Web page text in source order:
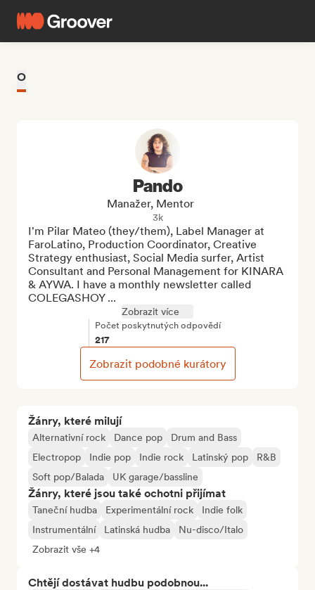
O
Žánry, které milují
Alternativní rock Dance pop
Drum and Bass
Electropop
Indie pop Indie rock Latinský pop
R&B
Soft pop/Balada
UK garage/bassline
Žánry, které jsou také ochotni přijímat
Taneční hudba Experimentální rock
Indie folk
Instrumentální
Latinská hudba
Nu-disco/Italo
Zobrazit vše +4
Chtějí dostávat hudbu podobnou...
Pando
Manažer, Mentor
3k
I'm Pilar Mateo (they/them), Label Manager at
FaroLatino, Production Coordinator, Creative
Strategy enthusiast, Social Media surfer, Artist
Consultant and Personal Management for KINARA
& AYWA. I have a monthly newsletter called
COLEGASHOY ...
Zobrazit více
Počet poskytnutých odpovědí
217
Zobrazit podobné kurátory